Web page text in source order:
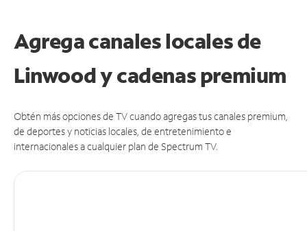
Agrega canales locales de
Linwood y cadenas premium
Obtén más opciones de TV cuando agregas tus canales premium,
de deportes y noticias locales, de entretenimiento e
internacionales a cualquier plan de Spectrum TV.